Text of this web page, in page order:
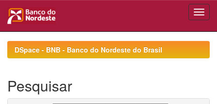
navigationDSpace - BNB - Banco do Nordeste do Brasil
Pesquisar